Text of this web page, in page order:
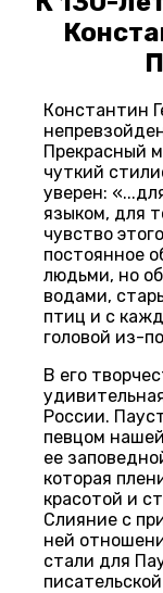
Константин
Прекрасный
чуткий
уверен:
языком, для
чувство
постоянное
людьми, но
водами,
птиц и с
головой из-
В его
России.
певцом
ее
которая
красотой и
Слияние с
ней
стали для